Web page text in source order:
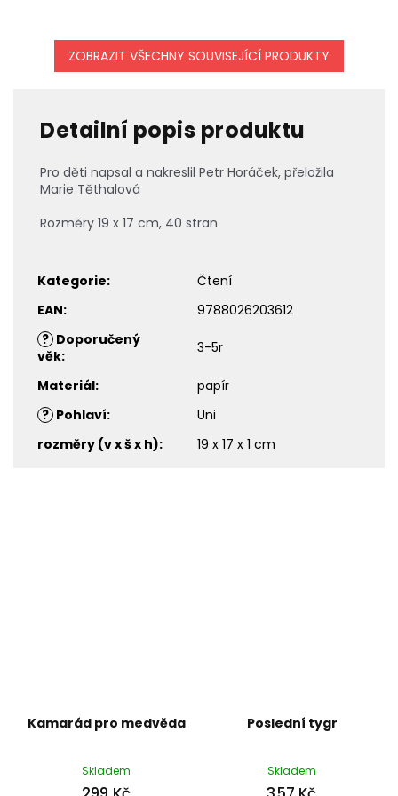
ZOBRAZIT VŠECHNY SOUVISEJÍCÍ PRODUKTY
Detailní popis produktu
Pro děti napsal a nakreslil Petr Horáček, přeložila
Marie Těthalová
Rozměry 19 x 17 cm, 40 stran
Kategorie:
Čtení
EAN:
9788026203612
? Doporučený
věk: 3-5r
Materiál:
papír
? Pohlaví:
Uni
rozměry (v x š x h): 19 x 17 x 1 cm
Kamarád pro medvěda
Skladem
Poslední tygr
Skladem